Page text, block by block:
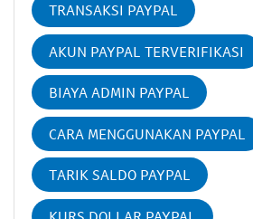
TRANSAKSI PAYPAL
AKUN PAYPAL TERVERIFIKASI
BIAYA ADMIN PAYPAL
CARA MENGGUNAKAN PAYPAL
TARIK SALDO PAYPAL